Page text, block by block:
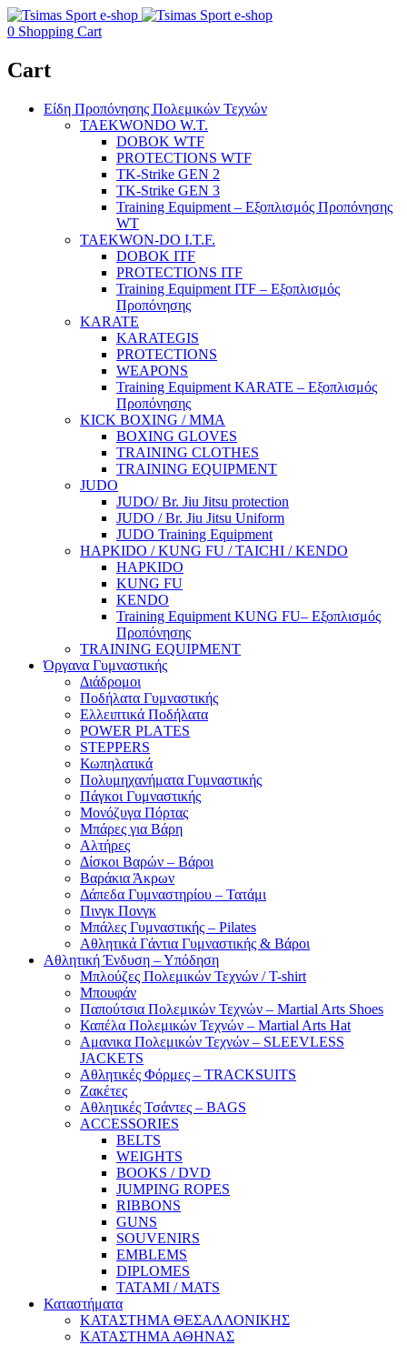
0 Shopping Cart
Cart
Είδη Προπόνησης Πολεμικών Τεχνών
TAEKWONDO W.T.
DOBOK WTF
PROTECTIONS WTF
TK-Strike GEN 2
TK-Strike GEN 3
Training Equipment – Εξοπλισμός Προπόνησης
WT
TAEKWON-DO I.T.F.
DOBOK ITF
PROTECTIONS ITF
Training Equipment ITF – Εξοπλισμός
Προπόνησης
KARATE
KARATEGIS
PROTECTIONS
WEAPONS
Training Equipment KARATE – Εξοπλισμός
Προπόνησης
KICK BOXING / MMA
BOXING GLOVES
TRAINING CLOTHES
TRAINING EQUIPMENT
JUDO
JUDO/ Br. Jiu Jitsu protection
JUDO / Br. Jiu Jitsu Uniform
JUDO Training Equipment
HAPKIDO / KUNG FU / TAICHI / KENDO
HAPKIDO
KUNG FU
KENDO
Training Equipment KUNG FU– Εξοπλισμός
Προπόνησης
TRAINING EQUIPMENT
Όργανα Γυμναστικής
Διάδρομοι
Ποδήλατα Γυμναστικής
Ελλειπτικά Ποδήλατα
POWER PLΑTES
STEPPERS
Κωπηλατικά
Πολυμηχανήματα Γυμναστικής
Πάγκοι Γυμναστικής
Μονόζυγα Πόρτας
Μπάρες για Βάρη
Αλτήρες
Δίσκοι Βαρών – Βάροι
Βαράκια Άκρων
Δάπεδα Γυμναστηρίου – Τατάμι
Πινγκ Πονγκ
Μπάλες Γυμναστικής – Pilates
Αθλητικά Γάντια Γυμναστικής & Βάροι
Αθλητική Ένδυση – Υπόδηση
Μπλούζες Πολεμικών Τεχνών / T-shirt
Μπουφάν
Παπούτσια Πολεμικών Τεχνών – Martial Arts Shoes
Καπέλα Πολεμικών Τεχνών – Martial Arts Hat
Αμανικα Πολεμικών Τεχνών – SLEEVLESS
JACKETS
Αθλητικές Φόρμες – TRACKSUITS
Ζακέτες
Αθλητικές Τσάντες – BAGS
ACCESSORIES
BELTS
WEIGHTS
BOOKS / DVD
JUMPING ROPES
RIBBONS
GUNS
SOUVENIRS
EMBLEMS
DIPLOMES
TATAMI / MATS
Καταστήματα
ΚΑΤΑΣΤΗΜΑ ΘΕΣΑΛΛΟΝΙΚΗΣ
ΚΑΤΑΣΤΗΜΑ ΑΘΗΝΑΣ